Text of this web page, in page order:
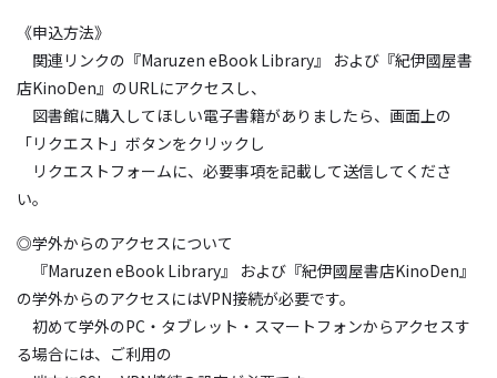
《申込方法》
関連リンクの『Maruzen eBook Library』 および『紀伊國屋書
店KinoDen』のURLにアクセスし、
図書館に購入してほしい電子書籍がありましたら、画面上の
「リクエスト」ボタンをクリックし
リクエストフォームに、必要事項を記載して送信してくださ
い。
◎学外からのアクセスについて
『Maruzen eBook Library』 および『紀伊國屋書店KinoDen』
の学外からのアクセスにはVPN接続が必要です。
初めて学外のPC・タブレット・スマートフォンからアクセスす
る場合には、ご利用の